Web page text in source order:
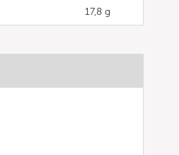
17,8 g